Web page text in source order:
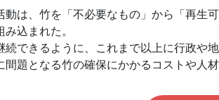
は、竹を「不必要なもの」から「再生
込まれた。
できるように、これまで以上に行政や
間題となる竹の確保にかかるコストや人